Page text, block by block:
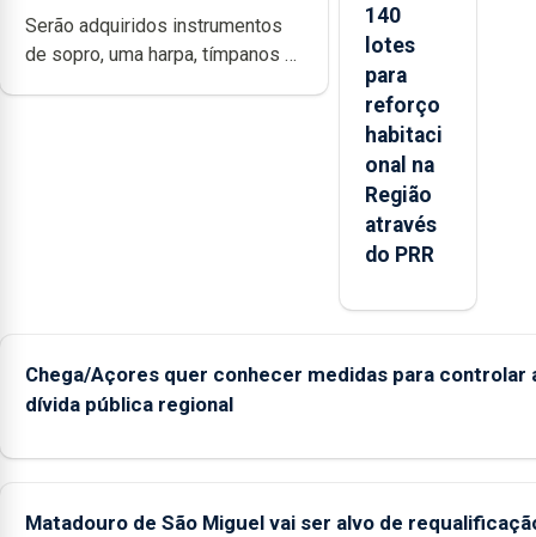
Serão adquiridos instrumentos
de sopro, uma harpa, tímpanos e
140
lotes
para
reforço
habitaci
onal na
Região
através
do PRR
Chega/Açores quer conhecer medidas para controlar
dívida pública regional
Matadouro de São Miguel vai ser alvo de